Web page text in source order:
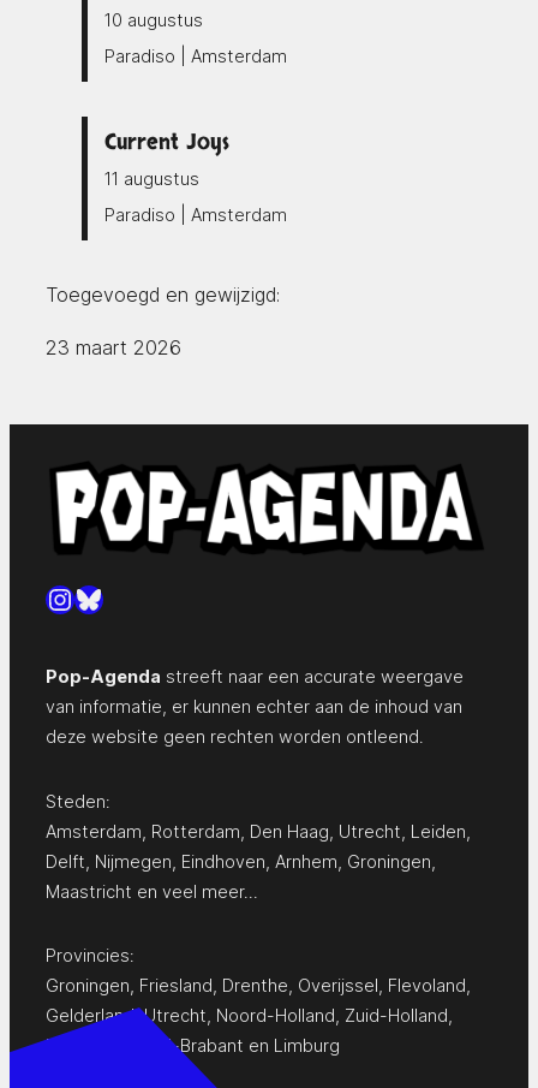
10 augustus
Paradiso | Amsterdam
Current Joys
11 augustus
Paradiso | Amsterdam
Toegevoegd en gewijzigd:
23 maart 2026
Instagram
Bluesky
Pop-Agenda streeft naar een accurate weergave
van informatie, er kunnen echter aan de inhoud van
deze website geen rechten worden ontleend.
Steden:
Amsterdam Rotterdam Den Haag Utrecht Leiden
Delft Nijmegen Eindhoven Arnhem Groningen
Maastricht en veel meer…
Provincies:
Groningen, Friesland, Drenthe, Overijssel, Flevoland,
Gelderland,Utrecht, Noord-Holland, Zuid-Holland,
Zeeland
Noord-Brabant en Limburg